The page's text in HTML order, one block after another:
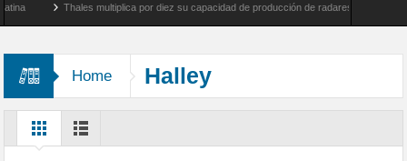
Thales multiplica por diez su capacidad de producción de radares en Brasil
Home Halley